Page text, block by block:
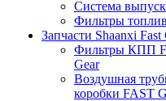
Система
Фильтры
Запчасти Shaanxi Fast
Фильтры КПП
Gear
Воздушная
коробки FAST